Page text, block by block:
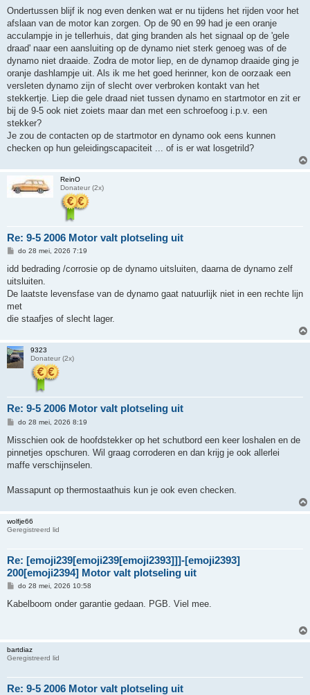
Ondertussen blijf ik nog even denken wat er nu tijdens het rijden voor het
afslaan van de motor kan zorgen. Op de 90 en 99 had je een oranje
acculampje in je tellerhuis, dat ging branden als het signaal op de 'gele
draad' naar een aansluiting op de dynamo niet sterk genoeg was of de
dynamo niet draaide. Zodra de motor liep, en de dynamop draaide ging je
oranje dashlampje uit. Als ik me het goed herinner, kon de oorzaak een
versleten dynamo zijn of slecht over verbroken kontakt van het
stekkertje. Liep die gele draad niet tussen dynamo en startmotor en zit er
bij de 9-5 ook niet zoiets maar dan met een schroefoog i.p.v. een
stekker?
Je zou de contacten op de startmotor en dynamo ook eens kunnen
checken op hun geleidingscapaciteit ... of is er wat losgetrild?
ReinO
Donateur (2x)
Re: 9-5 2006 Motor valt plotseling uit
B
r
c
h
do 28 mei, 2026 7:19
idd bedrading /corrosie op de dynamo uitsluiten, daarna de dynamo zelf
uitsluiten.
De laatste levensfase van de dynamo gaat natuurlijk niet in een rechte lijn
met
die staafjes of slecht lager.
9323
Donateur (2x)
Re: 9-5 2006 Motor valt plotseling uit
B
r
c
h
do 28 mei, 2026 8:19
Misschien ook de hoofdstekker op het schutbord een keer loshalen en de
pinnetjes opschuren. Wil graag corroderen en dan krijg je ook allerlei
maffe verschijnselen.
Massapunt op thermostaathuis kun je ook even checken.
wolfje66
Geregistreerd lid
Re: [emoji239[emoji239[emoji2393]]]-[emoji2393]
200[emoji2394] Motor valt plotseling uit
B
r
do 28 mei, 2026 10:58
Kabelboom onder garantie gedaan. PGB. Viel mee.
bartdiaz
Geregistreerd lid
Re: 9-5 2006 Motor valt plotseling uit